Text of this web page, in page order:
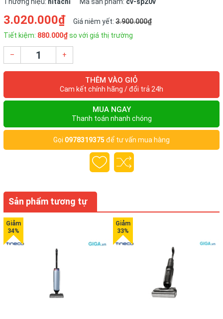
3.020.000₫ Giá niêm yết: 3.900.000₫
Tiết kiệm: 880.000₫so với giá thị trường
– +
THÊM VÀO GIỎ
Cam kết chính hãng / đổi trả 24h
MUA NGAY
Thanh toán nhanh chóng
Gọi 0978319375 để tư vấn mua hàng
Sản phẩm tương tự